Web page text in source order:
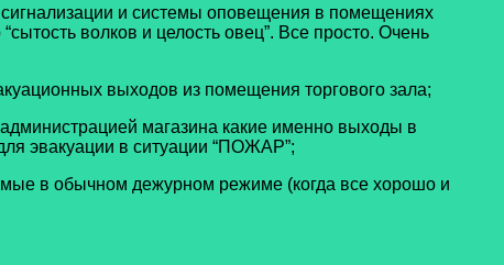
и системы оповещения в помещениях
волков и целость овец”. Все просто. Очень
выходов из помещения торгового зала;
магазина какие именно выходы в
эвакуации в ситуации “ПОЖАР”;
в обычном дежурном режиме (когда все хорошо и